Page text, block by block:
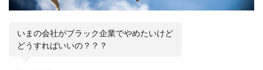
いまの会社がブラック企業でやめたいけど
どうすればいいの？？？